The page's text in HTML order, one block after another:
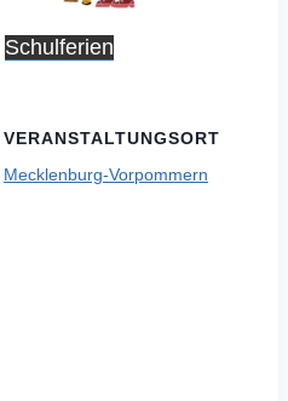
Schulferien
VERANSTALTUNGSORT
Mecklenburg-Vorpommern